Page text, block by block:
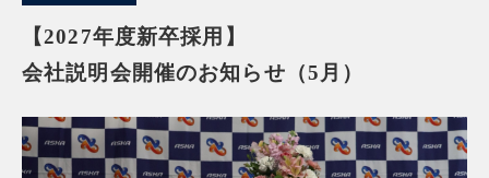
【2027年度新卒採用】
会社説明会開催のお知らせ（5月）